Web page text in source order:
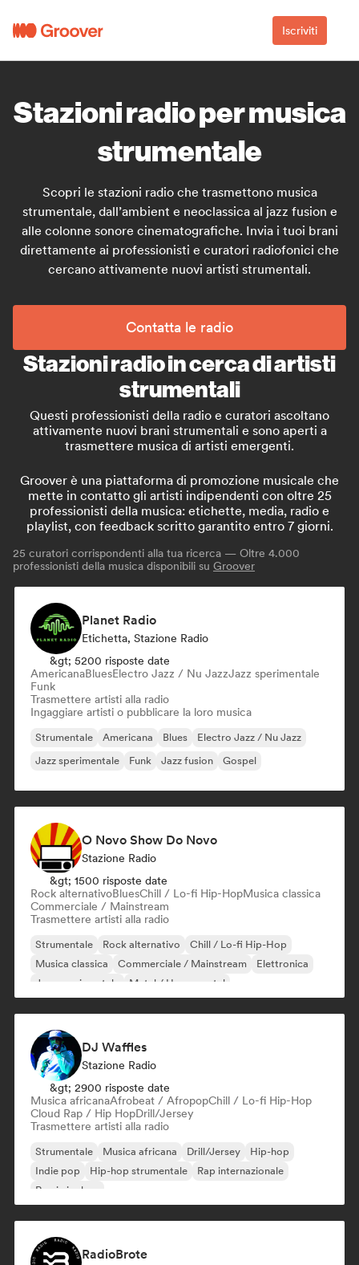
Iscriviti
Stazioni radio per musica
strumentale
Scopri le stazioni radio che trasmettono musica
strumentale, dall’ambient e neoclassica al jazz fusion e
alle colonne sonore cinematografiche. Invia i tuoi brani
direttamente ai professionisti e curatori radiofonici che
cercano attivamente nuovi artisti strumentali.
Contatta le radio
Stazioni radio in cerca di artisti
strumentali
Questi professionisti della radio e curatori ascoltano
attivamente nuovi brani strumentali e sono aperti a
trasmettere musica di artisti emergenti.
Groover è una piattaforma di promozione musicale che
mette in contatto gli artisti indipendenti con oltre 25
professionisti della musica: etichette, media, radio e
playlist, con feedback scritto garantito entro 7 giorni.
25 curatori corrispondenti alla tua ricerca — Oltre 4.000
professionisti della musica disponibili su Groover
Planet Radio
Etichetta, Stazione Radio
&gt; 5200 risposte date
AmericanaBluesElectro Jazz / Nu JazzJazz sperimentale
Funk
Trasmettere artisti alla radio
Ingaggiare artisti o pubblicare la loro musica
Strumentale Americana Blues
Electro Jazz / Nu Jazz
Jazz sperimentale
Funk Jazz fusion Gospel
O Novo Show Do Novo
Stazione Radio
&gt; 1500 risposte date
Rock alternativoBluesChill / Lo-fi Hip-HopMusica classica
Commerciale / Mainstream
Trasmettere artisti alla radio
Strumentale Rock alternativo
Chill / Lo-fi Hip-Hop
Musica classica
Commerciale / Mainstream
Elettronica
Jazz sperimentale
Metal / Heavy metal
DJ Waffles
Stazione Radio
&gt; 2900 risposte date
Musica africanaAfrobeat / AfropopChill / Lo-fi Hip-Hop
Cloud Rap / Hip HopDrill/Jersey
Trasmettere artisti alla radio
Strumentale Musica africana Drill/Jersey
Hip-hop
Indie pop
Hip-hop strumentale
Rap internazionale
Rap in inglese
RadioBrote